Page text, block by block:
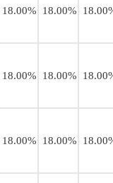
18.00% 18.00%
18.00% 18.00%
18.00% 18.00%